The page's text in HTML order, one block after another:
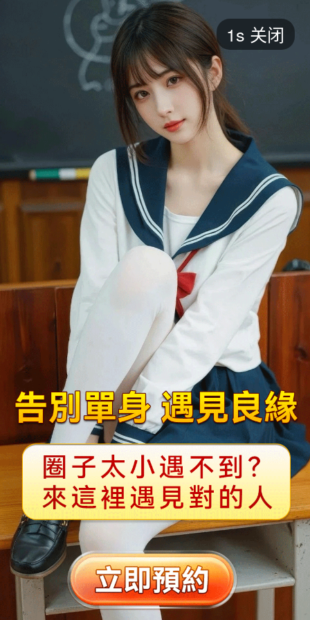
短剧
最热 添加 评分
都市 甜宠 逆袭 玄幻
2025 2024 2023 2022
全部 大陆 香港 台湾 美国 韩国 日本
1s 关闭